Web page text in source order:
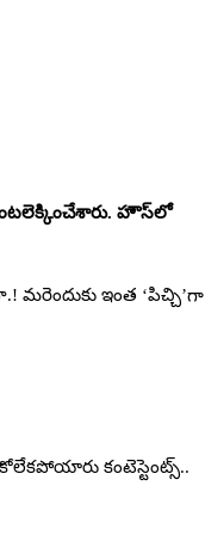
హౌస్‌లో
మరెందుకు ఇంత ‘పిచ్చి’గా
కంటెస్టెంట్స్‌..